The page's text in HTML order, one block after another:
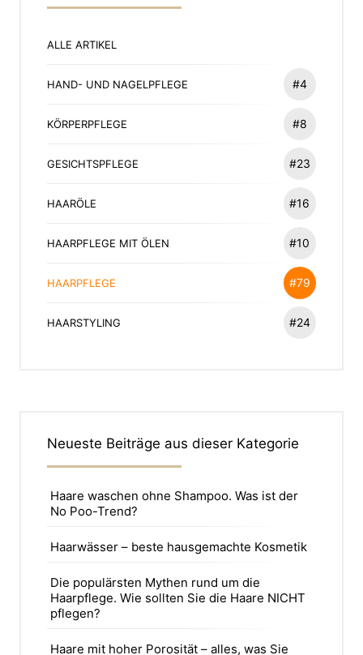
ALLE ARTIKEL
HAND- UND NAGELPFLEGE #4
KÖRPERPFLEGE #8
GESICHTSPFLEGE #23
HAARÖLE #16
HAARPFLEGE MIT ÖLEN #10
HAARPFLEGE #79
HAARSTYLING #24
Neueste Beiträge aus dieser Kategorie
Haare waschen ohne Shampoo. Was ist der
No Poo-Trend?
Haarwässer – beste hausgemachte Kosmetik
Die populärsten Mythen rund um die
Haarpflege. Wie sollten Sie die Haare NICHT
pflegen?
Haare mit hoher Porosität – alles, was Sie